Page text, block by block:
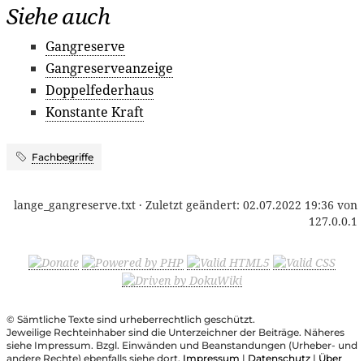
Siehe auch
Gangreserve
Gangreserveanzeige
Doppelfederhaus
Konstante Kraft
Fachbegriffe
lange_gangreserve.txt · Zuletzt geändert: 02.07.2022 19:36 von
127.0.0.1
© Sämtliche Texte sind urheberrechtlich geschützt.
Jeweilige Rechteinhaber sind die Unterzeichner der Beiträge. Näheres
siehe Impressum. Bzgl. Einwänden und Beanstandungen (Urheber- und
andere Rechte) ebenfalls siehe dort. Impressum | Datenschutz | Über